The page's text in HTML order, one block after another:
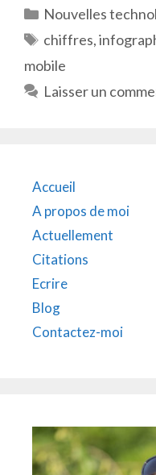
Catégories
Nouvelles
Étiquettes
chiffres,
mobile
Laisser un
Accueil
A propos de moi
Actuellement
Citations
Ecrire
Blog
Contactez-moi